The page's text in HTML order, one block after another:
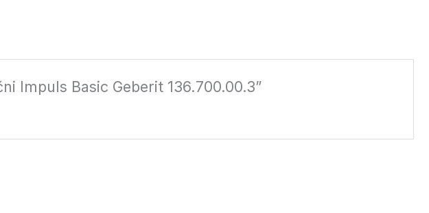
Impuls Basic Geberit 136.700.00.3”